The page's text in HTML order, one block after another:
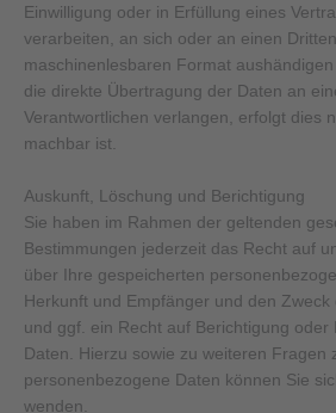
Einwilligung oder in Erfüllung eines
verarbeiten, an sich oder an einen
maschinenlesbaren Format
die direkte Übertragung der Daten an
Verantwortlichen verlangen, erfolgt dies
machbar ist.
Auskunft, Löschung und Berichtigung
Sie haben im Rahmen der geltenden
Bestimmungen jederzeit das Recht auf
über Ihre gespeicherten
Herkunft und Empfänger und den
und ggf. ein Recht auf Berichtigung oder
Daten. Hierzu sowie zu weiteren Fragen
personenbezogene Daten können Sie
wenden.